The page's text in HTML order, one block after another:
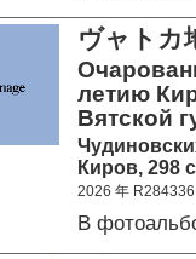
ヴャト
летию
Вятской
Киров, 298
2026 年 R284336
В